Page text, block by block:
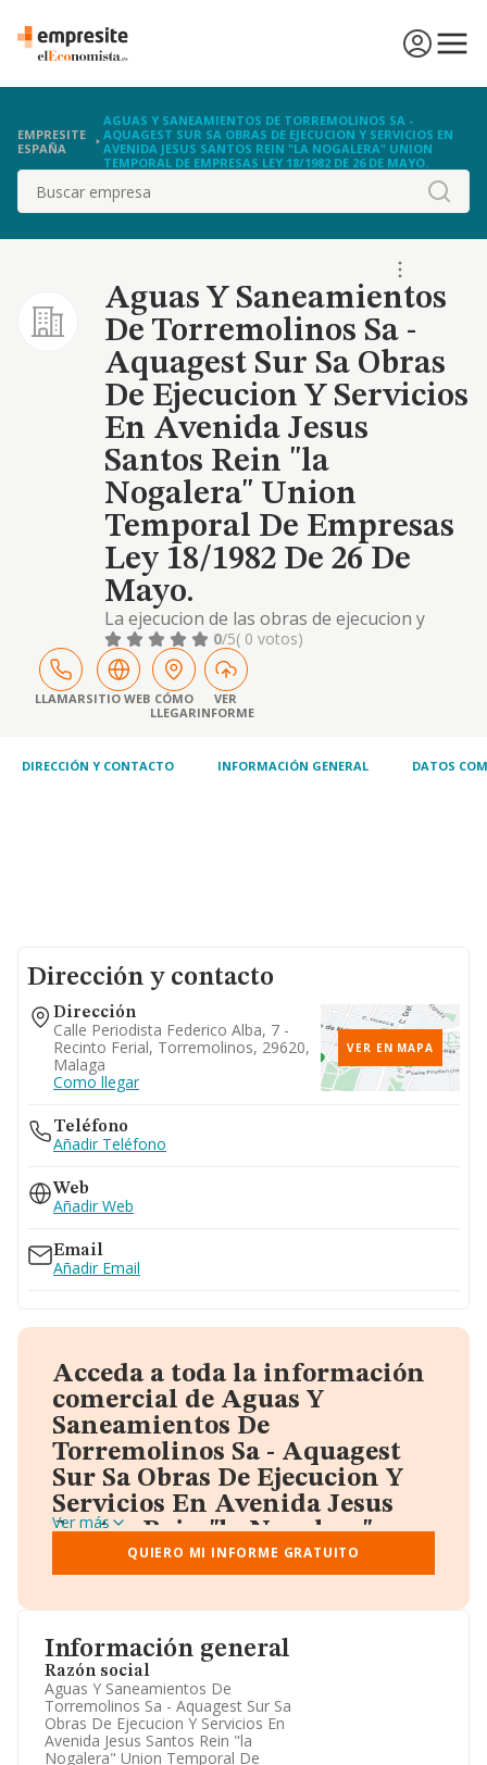
EMPRESITE
ESPAÑA
AGUAS Y SANEAMIENTOS DE TORREMOLINOS SA -
AQUAGEST SUR SA OBRAS DE EJECUCION Y SERVICIOS EN
AVENIDA JESUS SANTOS REIN "LA NOGALERA" UNION
TEMPORAL DE EMPRESAS LEY 18/1982 DE 26 DE MAYO.
Buscar
Aguas Y Saneamientos
De Torremolinos Sa -
Aquagest Sur Sa Obras
De Ejecucion Y Servicios
En Avenida Jesus
Santos Rein "la
Nogalera" Union
Temporal De Empresas
Ley 18/1982 De 26 De
Mayo.
La ejecucion de las obras de ejecucion y
servicios en la avenida jesus santos rein,
adjudicadas por el excmo. ayuntamiento de
torremolinos a las empresas que
constituyen la union temporal.
0/5( 0 votos)
LLAMARSITIO WEB CÓMO
LLEGAR
VER
INFORME
DIRECCIÓN Y CONTACTO INFORMACIÓN GENERAL DATOS
Información general
Razón social
Aguas Y Saneamientos De
Torremolinos Sa - Aquagest Sur Sa
Obras De Ejecucion Y Servicios En
Avenida Jesus Santos Rein "la
Nogalera" Union Temporal De
Dirección y contacto
Dirección
Calle Periodista Federico Alba, 7 -
Recinto Ferial, Torremolinos, 29620,
Malaga
Como llegar
VER EN MAPA
Teléfono
Añadir Teléfono
Web
Añadir Web
Email
Añadir Email
Acceda a toda la información
comercial de Aguas Y
Saneamientos De
Torremolinos Sa - Aquagest
Sur Sa Obras De Ejecucion Y
Servicios En Avenida Jesus
Santos Rein "la Nogalera"
Union Temporal De Empresas
Ley 18/1982 De 26 De Mayo.
Datos identificativos: Denominación, CIF,
Teléfono, Domicilio.
Informe Mercantil Completo (BORME).
Gráficos de Evolución Ventas y Empleados.
Consejo de Administración y Administradores.
Directivos y Ejecutivos.
Accionistas.
Ver más
QUIERO MI INFORME GRATUITO